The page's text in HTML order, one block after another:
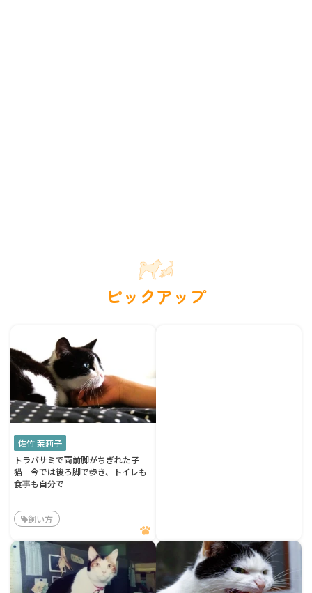
ピックアップ
佐竹 茉莉子
トラバサミで両前脚がちぎれた子
猫 今では後ろ脚で歩き、トイレも
食事も自分で
飼い方